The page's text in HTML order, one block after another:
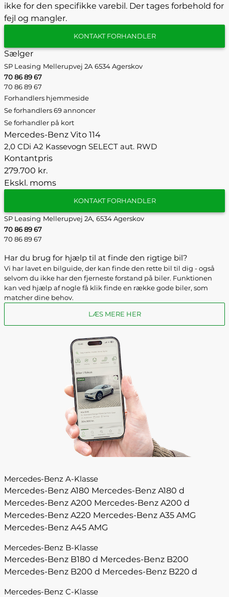
ikke for den specifikke varebil. Der tages forbehold for
fejl og mangler.
KONTAKT FORHANDLER
Sælger
SP Leasing Mellerupvej 2A 6534 Agerskov
70 86 89 67
70 86 89 67
Forhandlers hjemmeside
Se forhandlers 69 annoncer
Se forhandler på kort
Mercedes-Benz Vito 114
2,0 CDi A2 Kassevogn SELECT aut. RWD
Kontantpris
279.700 kr.
Ekskl. moms
KONTAKT FORHANDLER
SP Leasing Mellerupvej 2A, 6534 Agerskov
70 86 89 67
70 86 89 67
Har du brug for hjælp til at finde den rigtige bil?
Vi har lavet en bilguide, der kan finde den rette bil til dig - også
selvom du ikke har den fjerneste forstand på biler. Funktionen
kan ved hjælp af nogle få klik finde en række gode biler, som
matcher dine behov.
LÆS MERE HER
Mercedes-Benz A-Klasse
Mercedes-Benz A180 Mercedes-Benz A180 d
Mercedes-Benz A200 Mercedes-Benz A200 d
Mercedes-Benz A220 Mercedes-Benz A35 AMG
Mercedes-Benz A45 AMG
Mercedes-Benz B-Klasse
Mercedes-Benz B180 d Mercedes-Benz B200
Mercedes-Benz B200 d Mercedes-Benz B220 d
Mercedes-Benz C-Klasse